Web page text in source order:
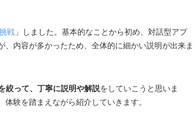
戦 」しました。基本的なことから初め、対話型アプ
内容が多かったため、全体的に細かい説明が出来ま
絞って、丁寧に説明や解説をしていこうと思いま
験を踏まえながら紹介していきます。